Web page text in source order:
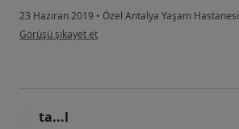
23 Haziran 2019 • Özel Antalya Yaşam Hastanesi
kullanıcının görüşüne göre he...i
Görüşü şikayet et
ta...l